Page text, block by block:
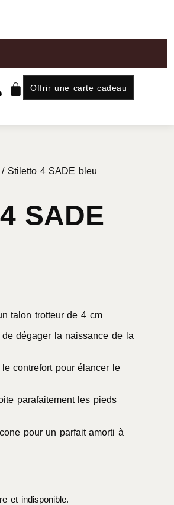
Offrir une carte cadeau
Stiletto 4 SADE bleu
SADE
talon trotteur de 4 cm
dégager la naissance de la
contrefort pour élancer le
parafaitement les pieds
pour un parfait amorti à
et indisponible.